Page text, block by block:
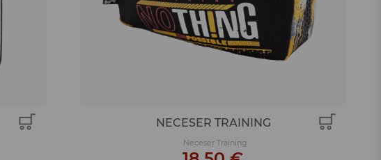
NECESER TRAINING
Neceser Training